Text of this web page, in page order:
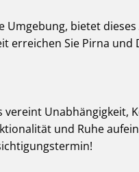
Umgebung, bietet
erreichen Sie Pirna
vereint Unabhängigkeit,
und Ruhe